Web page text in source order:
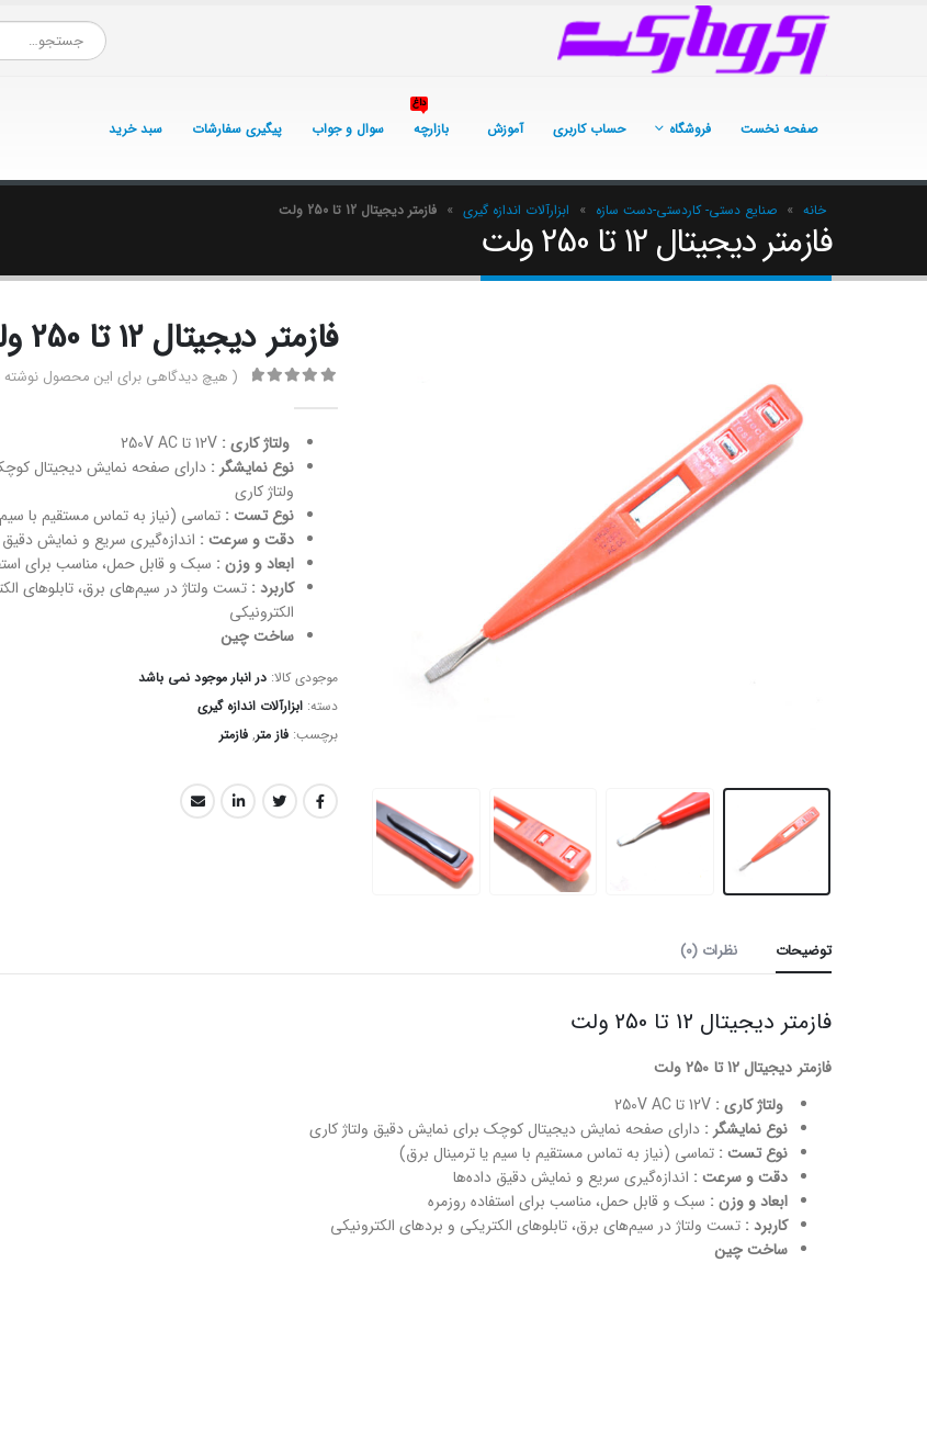
صفحه نخست فروشگاه حساب کاربری آموزش بازارچه
داغ
سوال و جواب پیگیری سفارشات سبد خرید
خانه » صنایع دستی- کاردستی-دست سازه » ابزارآلات اندازه گیری » فازمتر دیجیتال 12 تا 250 ولت
فازمتر دیجیتال 12 تا 250 ولت
فازمتر دیجیتال 12 تا 250 ولت
( هیچ دیدگاهی برای این محصول
ولتاژ کاری :
نوع نمایشگر : دارای صفحه نمایش دیجیتال
ولتاژ کاری
نوع تست : تماسی (نیاز به تماس مستقیم با سیم
دقت و سرعت : اندازه‌گیری سریع و نمایش دقیق
ابعاد و وزن : سبک و قابل حمل، مناسب برای
کاربرد : تست ولتاژ در سیم‌های برق، تابلوهای
الکترونیکی
ساخت چین
موجودی کالا: در انبار موجود نمی باشد
دسته: ابزارآلات اندازه گیری
برچسب: فاز متر, فازمتر
توضیحات نظرات (0)
فازمتر دیجیتال 12 تا 250 ولت
فازمتر دیجیتال 12 تا 250 ولت
ولتاژ کاری :
نوع نمایشگر : دارای صفحه نمایش دیجیتال کوچک برای نمایش دقیق ولتاژ کاری
نوع تست : تماسی (نیاز به تماس مستقیم با سیم یا ترمینال برق)
دقت و سرعت : اندازه‌گیری سریع و نمایش دقیق داده‌ها
ابعاد و وزن : سبک و قابل حمل، مناسب برای استفاده روزمره
کاربرد : تست ولتاژ در سیم‌های برق، تابلوهای الکتریکی و بردهای الکترونیکی
ساخت چین